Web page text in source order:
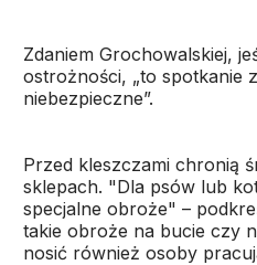
Zdaniem Grochowalskiej,
ostrożności, „to spotkanie
niebezpieczne”.
Przed kleszczami chronią
sklepach. "Dla psów lub
specjalne obroże" –
takie obroże na bucie czy
nosić również osoby